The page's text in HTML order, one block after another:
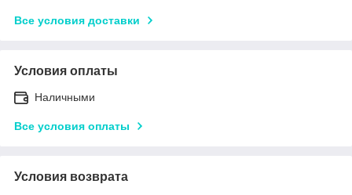
Все условия доставки
Условия оплаты
Наличными
Все условия оплаты
Условия возврата